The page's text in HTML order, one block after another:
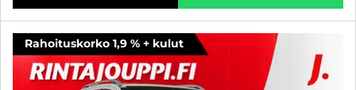
Rahoituskorko 1,9 % + kulut